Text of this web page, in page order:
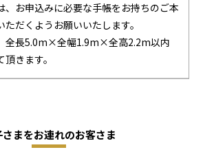
お申込みに必要な手帳をお持ちのご本
だくようお願いいたします。
全長5.0m×全幅1.9m×全高2.2m以内
きます。
さまをお連れのお客さま